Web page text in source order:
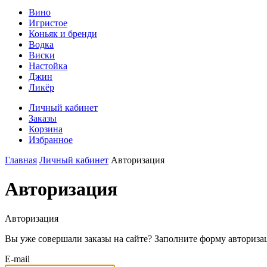
Вино
Игристое
Коньяк и бренди
Водка
Виски
Настойка
Джин
Ликёр
Личный кабинет
Заказы
Корзина
Избранное
Главная Личный кабинет Авторизация
Авторизация
Авторизация
Вы уже совершали заказы на сайте? Заполните форму
E-mail